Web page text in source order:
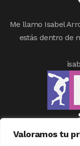
Valoramos tu
Me llamo Isabel
estás dentro de